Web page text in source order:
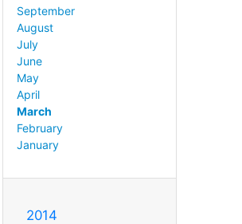
September
August
July
June
May
April
March
February
January
2014